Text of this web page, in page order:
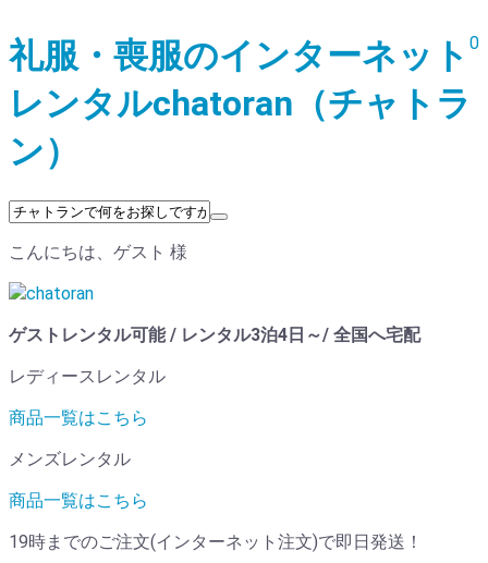
礼服・喪服のインターネット
レンタルchatoran（チャトラ
ン）
こんにちは、ゲスト 様
ゲストレンタル可能 / レンタル3泊4日～/ 全国へ宅配
レディースレンタル
商品一覧はこちら
メンズレンタル
商品一覧はこちら
19時までのご注文(インターネット注文)で即日発送！
0